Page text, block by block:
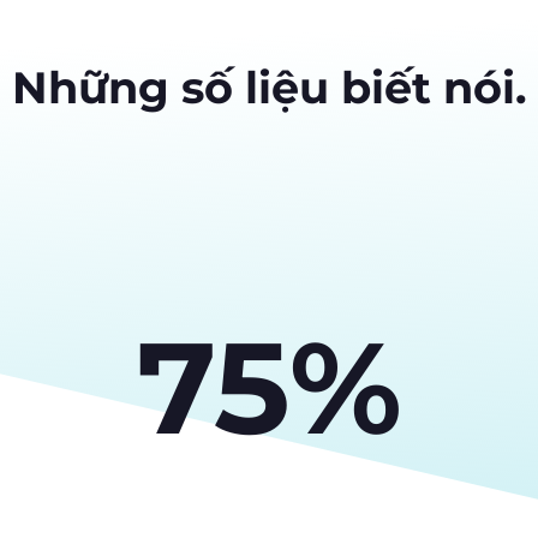
Những số liệu biết nói.
75%